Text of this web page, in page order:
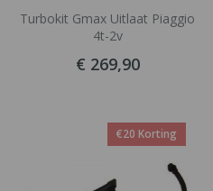
Turbokit Gmax Uitlaat Piaggio
4t-2v
€ 269,90
€20 Korting